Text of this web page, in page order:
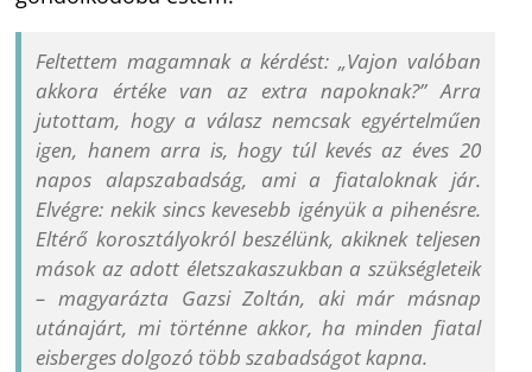
Feltettem magamnak a kérdést: „Vajon valóban
akkora értéke van az extra napoknak?” Arra
jutottam, hogy a válasz nemcsak egyértelműen
igen, hanem arra is, hogy túl kevés az éves 20
napos alapszabadság, ami a fiataloknak jár.
Elvégre: nekik sincs kevesebb igényük a pihenésre.
Eltérő korosztályokról beszélünk, akiknek teljesen
mások az adott életszakaszukban a szükségleteik
– magyarázta Gazsi Zoltán, aki már másnap
utánajárt, mi történne akkor, ha minden fiatal
eisberges dolgozó több szabadságot kapna.